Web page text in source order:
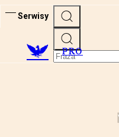
Serwisy
PRO